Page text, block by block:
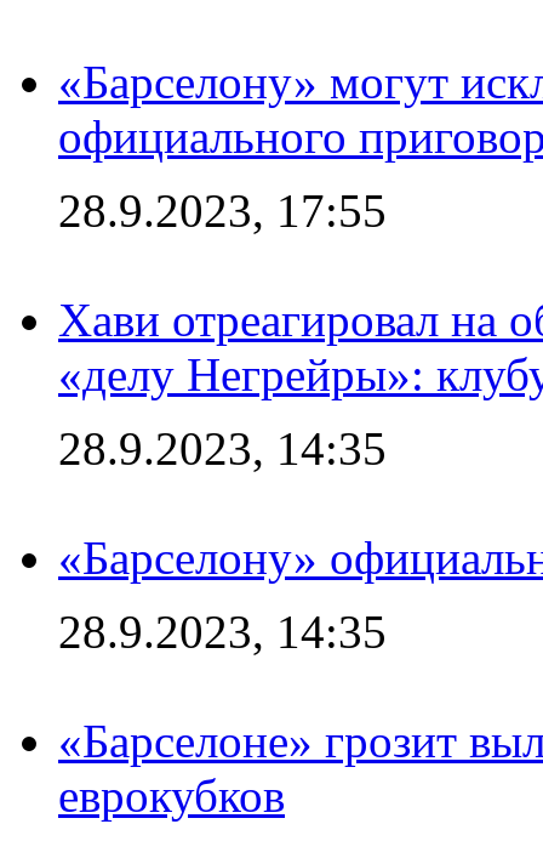
«Барселону» могут
официального
28.9.2023, 17:55
Хави отреагировал на
«делу Негрейры»:
28.9.2023, 14:35
«Барселону»
28.9.2023, 14:35
«Барселоне» грозит
еврокубков